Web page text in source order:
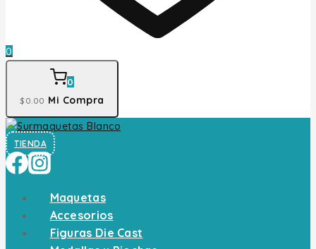
0
0
$0 .00 Mi Compra
TIENDA
Maquetas
Accesorios
Figuras Die Cast